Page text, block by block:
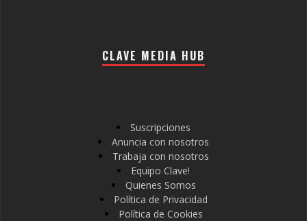
CLAVE MEDIA HUB
Suscripciones
Anuncia con nosotros
Trabaja con nosotros
Equipo Clave!
Quienes Somos
Política de Privacidad
Política de Cookies